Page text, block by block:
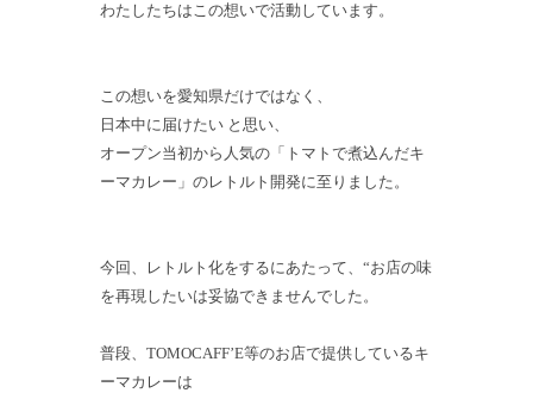
わたしたちはこの想いで活動しています。
この想いを愛知県だけではなく、
日本中に届けたい と思い、
オープン当初から人気の「トマトで煮込んだキ
ーマカレー」のレトルト開発に至りました。
今回、レトルト化をするにあたって、“お店の味
を再現したいは妥協できませんでした。
普段、TOMOCAFF’E等のお店で提供しているキ
ーマカレーは